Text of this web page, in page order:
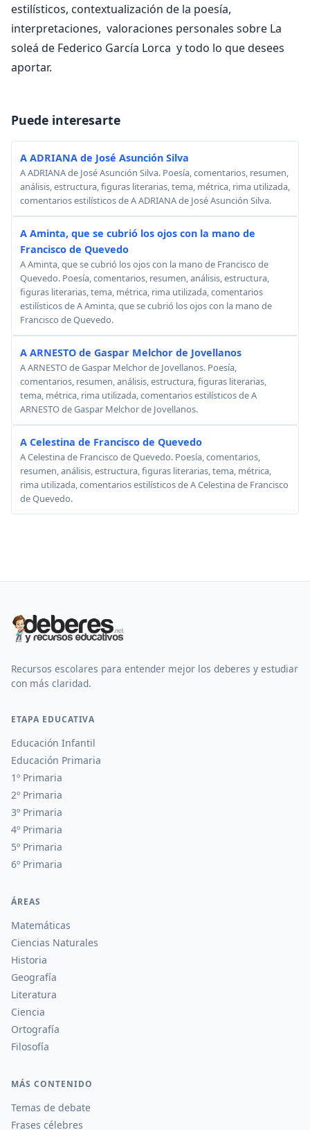
estilísticos, contextualización de la poesía,
interpretaciones, valoraciones personales sobre La
soleá de Federico García Lorca y todo lo que desees
aportar.
Puede interesarte
A ADRIANA de José Asunción Silva
A ADRIANA de José Asunción Silva. Poesía, comentarios, resumen,
análisis, estructura, figuras literarias, tema, métrica, rima utilizada,
comentarios estilísticos de A ADRIANA de José Asunción Silva.
A Aminta, que se cubrió los ojos con la mano de
Francisco de Quevedo
A Aminta, que se cubrió los ojos con la mano de Francisco de
Quevedo. Poesía, comentarios, resumen, análisis, estructura,
figuras literarias, tema, métrica, rima utilizada, comentarios
estilísticos de A Aminta, que se cubrió los ojos con la mano de
Francisco de Quevedo.
A ARNESTO de Gaspar Melchor de Jovellanos
A ARNESTO de Gaspar Melchor de Jovellanos. Poesía,
comentarios, resumen, análisis, estructura, figuras literarias,
tema, métrica, rima utilizada, comentarios estilísticos de A
ARNESTO de Gaspar Melchor de Jovellanos.
A Celestina de Francisco de Quevedo
A Celestina de Francisco de Quevedo. Poesía, comentarios,
resumen, análisis, estructura, figuras literarias, tema, métrica,
rima utilizada, comentarios estilísticos de A Celestina de Francisco
de Quevedo.
Recursos escolares para entender mejor los deberes y estudiar
con más claridad.
ETAPA EDUCATIVA
Educación Infantil
Educación Primaria
1º Primaria
2º Primaria
3º Primaria
4º Primaria
5º Primaria
6º Primaria
ÁREAS
Matemáticas
Ciencias Naturales
Historia
Geografía
Literatura
Ciencia
Ortografía
Filosofía
MÁS CONTENIDO
Temas de debate
Frases célebres